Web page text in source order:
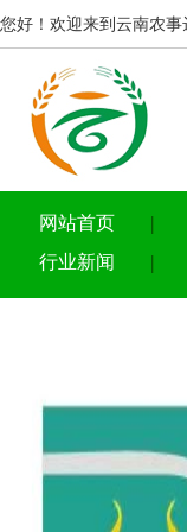
您好！欢迎来到云南农
网站首页
行业新闻